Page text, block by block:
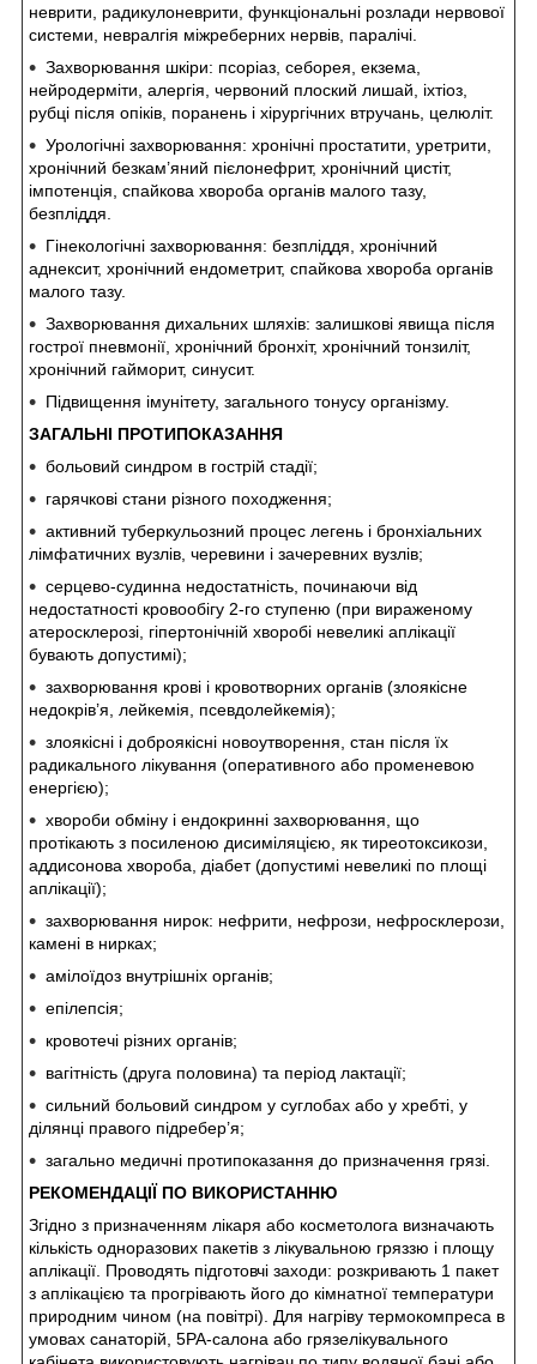
неврити, радикулоневрити, функціональні розлади нервової
системи, невралгія міжреберних нервів, паралічі.
Захворювання шкіри: псоріаз, себорея, екзема,
нейродерміти, алергія, червоний плоский лишай, іхтіоз,
рубці після опіків, поранень і хірургічних втручань, целюліт.
Урологічні захворювання: хронічні простатити, уретрити,
хронічний безкам’яний пієлонефрит, хронічний цистіт,
імпотенція, спайкова хвороба органів малого тазу,
безпліддя.
Гінекологічні захворювання: безпліддя, хронічний
аднексит, хронічний ендометрит, спайкова хвороба органів
малого тазу.
Захворювання дихальних шляхів: залишкові явища після
гострої пневмонії, хронічний бронхіт, хронічний тонзиліт,
хронічний гайморит, синусит.
Підвищення імунітету, загального тонусу організму.
ЗАГАЛЬНІ ПРОТИПОКАЗАННЯ
больовий синдром в гострій стадії;
гарячкові стани різного походження;
активний туберкульозний процес легень і бронхіальних
лімфатичних вузлів, черевини і зачеревних вузлів;
серцево-судинна недостатність, починаючи від
недостатності кровообігу 2-го ступеню (при вираженому
атеросклерозі, гіпертонічній хворобі невеликі аплікації
бувають допустимі);
захворювання крові і кровотворних органів (злоякісне
недокрів’я, лейкемія, псевдолейкемія);
злоякісні і доброякісні новоутворення, стан після їх
радикального лікування (оперативного або променевою
енергією);
хвороби обміну і ендокринні захворювання, що
протікають з посиленою дисиміляцією, як тиреотоксикози,
аддисонова хвороба, діабет (допустимі невеликі по площі
аплікації);
захворювання нирок: нефрити, нефрози, нефросклерози,
камені в нирках;
амілоїдоз внутрішніх органів;
епілепсія;
кровотечі різних органів;
вагітність (друга половина) та період лактації;
сильний больовий синдром у суглобах або у хребті, у
ділянці правого підребер’я;
загально медичні протипоказання до призначення грязі.
РЕКОМЕНДАЦІЇ ПО ВИКОРИСТАННЮ
Згідно з призначенням лікаря або косметолога визначають
кількість одноразових пакетів з лікувальною гряззю і площу
аплікації. Проводять підготовчі заходи: розкривають 1 пакет
з аплікацією та прогрівають його до кімнатної температури
природним чином (на повітрі). Для нагріву термокомпреса в
умовах санаторій, 5РА-салона або грязелікувального